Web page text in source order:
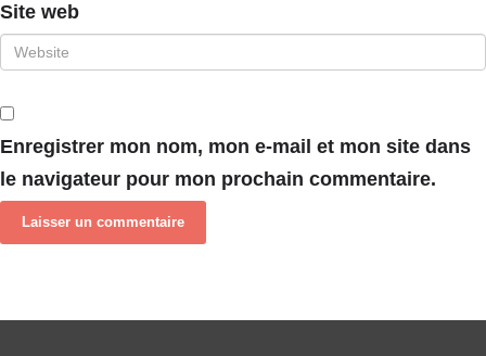
Site web
Enregistrer mon nom, mon e-mail et mon site dans
le navigateur pour mon prochain commentaire.